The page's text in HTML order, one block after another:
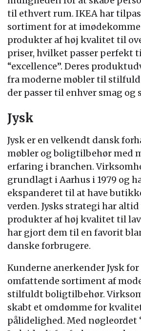
til ethvert rum. IKEA har
sortiment for at
produkter af høj kvalitet til
priser, hvilket passer perfekt
“excellence”. Deres
fra moderne møbler til
der passer til enhver smag og
Jysk
Jysk er en velkendt dansk
møbler og boligtilbehør med
erfaring i branchen.
grundlagt i Aarhus i 1979 og
ekspanderet til at have
verden. Jysks strategi har
produkter af høj kvalitet til
har gjort dem til en favorit
danske forbrugere.
Kunderne anerkender Jysk for
omfattende sortiment af
stilfuldt boligtilbehør.
skabt et omdømme for
pålidelighed. Med nøgleordet